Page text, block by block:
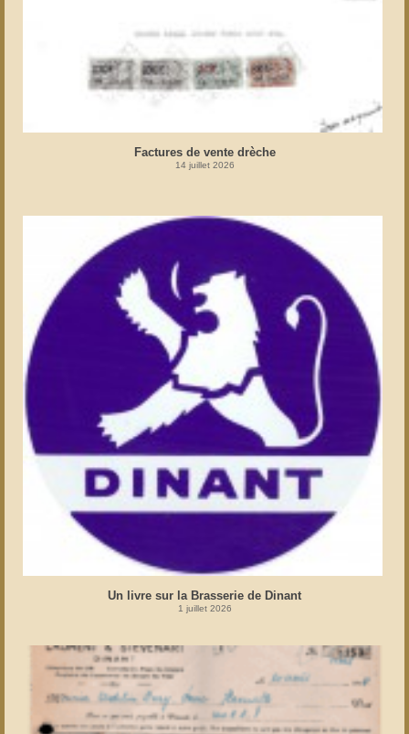
Factures de vente drèche
14 juillet 2026
Un livre sur la Brasserie de Dinant
1 juillet 2026